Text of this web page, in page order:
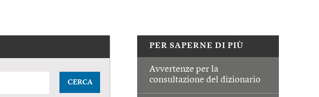
PER SAPERNE DI PIÙ
Avvertenze per la
consultazione del dizionario
CERCA